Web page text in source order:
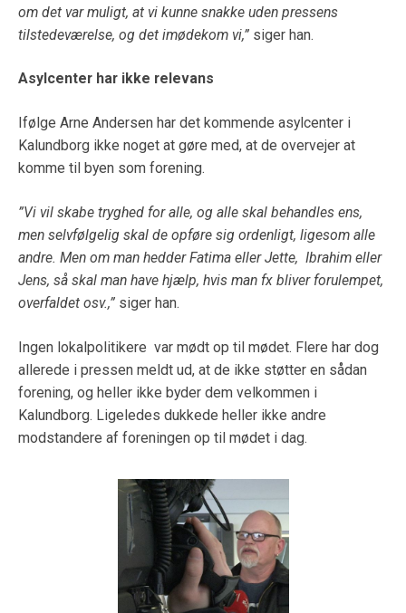
om det var muligt, at vi kunne snakke uden pressens
tilstedeværelse, og det imødekom vi,” siger han.
Asylcenter har ikke relevans
Ifølge Arne Andersen har det kommende asylcenter i
Kalundborg ikke noget at gøre med, at de overvejer at
komme til byen som forening.
”Vi vil skabe tryghed for alle, og alle skal behandles ens,
men selvfølgelig skal de opføre sig ordenligt, ligesom alle
andre. Men om man hedder Fatima eller Jette, Ibrahim eller
Jens, så skal man have hjælp, hvis man fx bliver forulempet,
overfaldet osv.,” siger han.
Ingen lokalpolitikere var mødt op til mødet. Flere har dog
allerede i pressen meldt ud, at de ikke støtter en sådan
forening, og heller ikke byder dem velkommen i
Kalundborg. Ligeledes dukkede heller ikke andre
modstandere af foreningen op til mødet i dag.